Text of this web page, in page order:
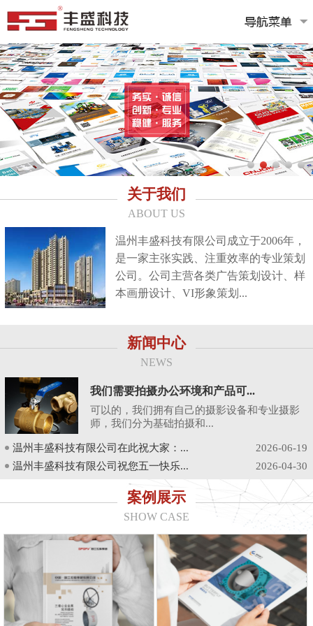
关于我们
ABOUT US
温州丰盛科技有限公司成立于2006年，
是一家主张实践、注重效率的专业策划
公司。公司主营各类广告策划设计、样
本画册设计、VI形象策划...
新闻中心
NEWS
我们需要拍摄办公环境和产品可...
可以的，我们拥有自己的摄影设备和专业摄影
师，我们分为基础拍摄和...
温州丰盛科技有限公司在此祝大家：...
2026-06-19
温州丰盛科技有限公司祝您五一快乐...
2026-04-30
案例展示
SHOW CASE